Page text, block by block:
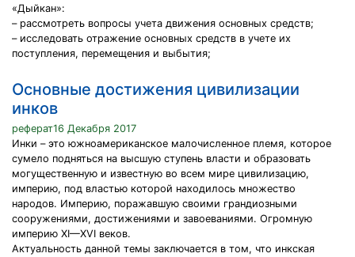
«Дыйкан»:
– рассмотреть вопросы учета движения основных средств;
– исследовать отражение основных средств в учете их
поступления, перемещения и выбытия;
Основные достижения цивилизации
инков
реферат16 Декабря 2017
Инки – это южноамериканское малочисленное племя, которое
сумело подняться на высшую ступень власти и образовать
могущественную и известную во всем мире цивилизацию,
империю, под властью которой находилось множество
народов. Империю, поражавшую своими грандиозными
сооружениями, достижениями и завоеваниями. Огромную
империю XI—XVI веков.
Актуальность данной темы заключается в том, что инкская